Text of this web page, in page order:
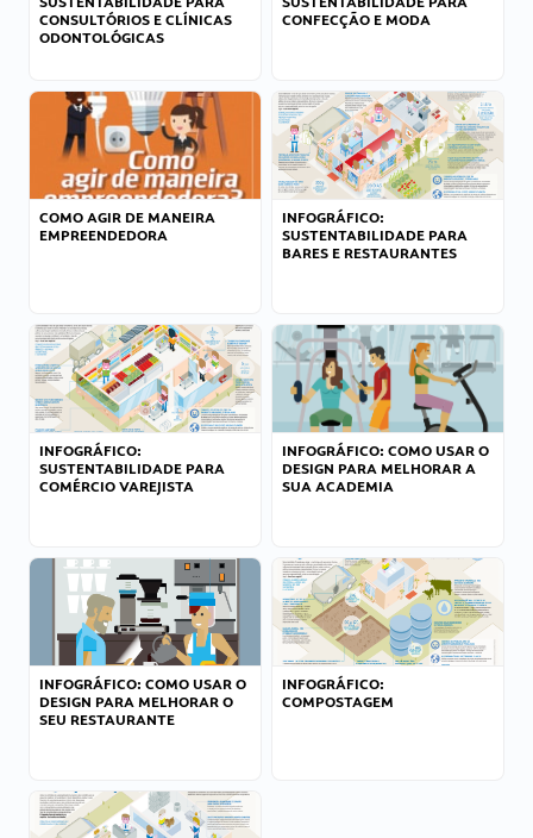
CONSULTÓRIOS E CLÍNICAS
ODONTOLÓGICAS
CONFECÇÃO E MODA
COMO AGIR DE MANEIRA
EMPREENDEDORA
INFOGRÁFICO:
SUSTENTABILIDADE PARA
BARES E RESTAURANTES
INFOGRÁFICO:
SUSTENTABILIDADE PARA
COMÉRCIO VAREJISTA
INFOGRÁFICO: COMO USAR O
DESIGN PARA MELHORAR A
SUA ACADEMIA
INFOGRÁFICO: COMO USAR O
DESIGN PARA MELHORAR O
SEU RESTAURANTE
INFOGRÁFICO:
COMPOSTAGEM